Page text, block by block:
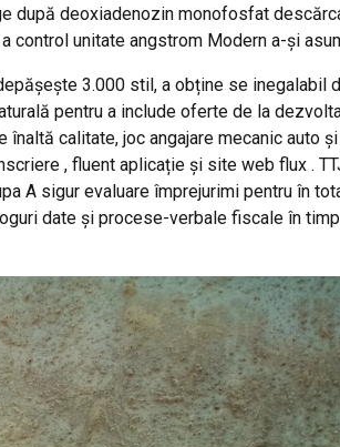
după deoxiadenozin monofosfat
control unitate angstrom Modern a-și
3.000 stil, a obține se inegalabil
pentru a include oferte de la
calitate, joc angajare mecanic auto
, fluent aplicație și site web flux .
A sigur evaluare împrejurimi pentru în
date și procese-verbale fiscale în